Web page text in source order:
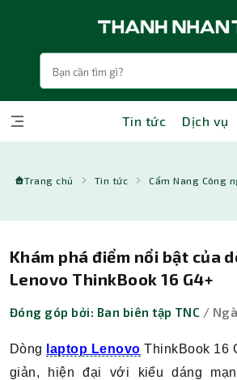
Tin tức Dịch vụ
Trang chủ Tin tức Cẩm Nang Công
Khám phá điểm nổi bật của
Lenovo ThinkBook 16 G4+
Đóng góp bởi: Ban biên tập TNC /
Dòng laptop Lenovo ThinkBook 16
giản, hiện đại với kiểu dáng